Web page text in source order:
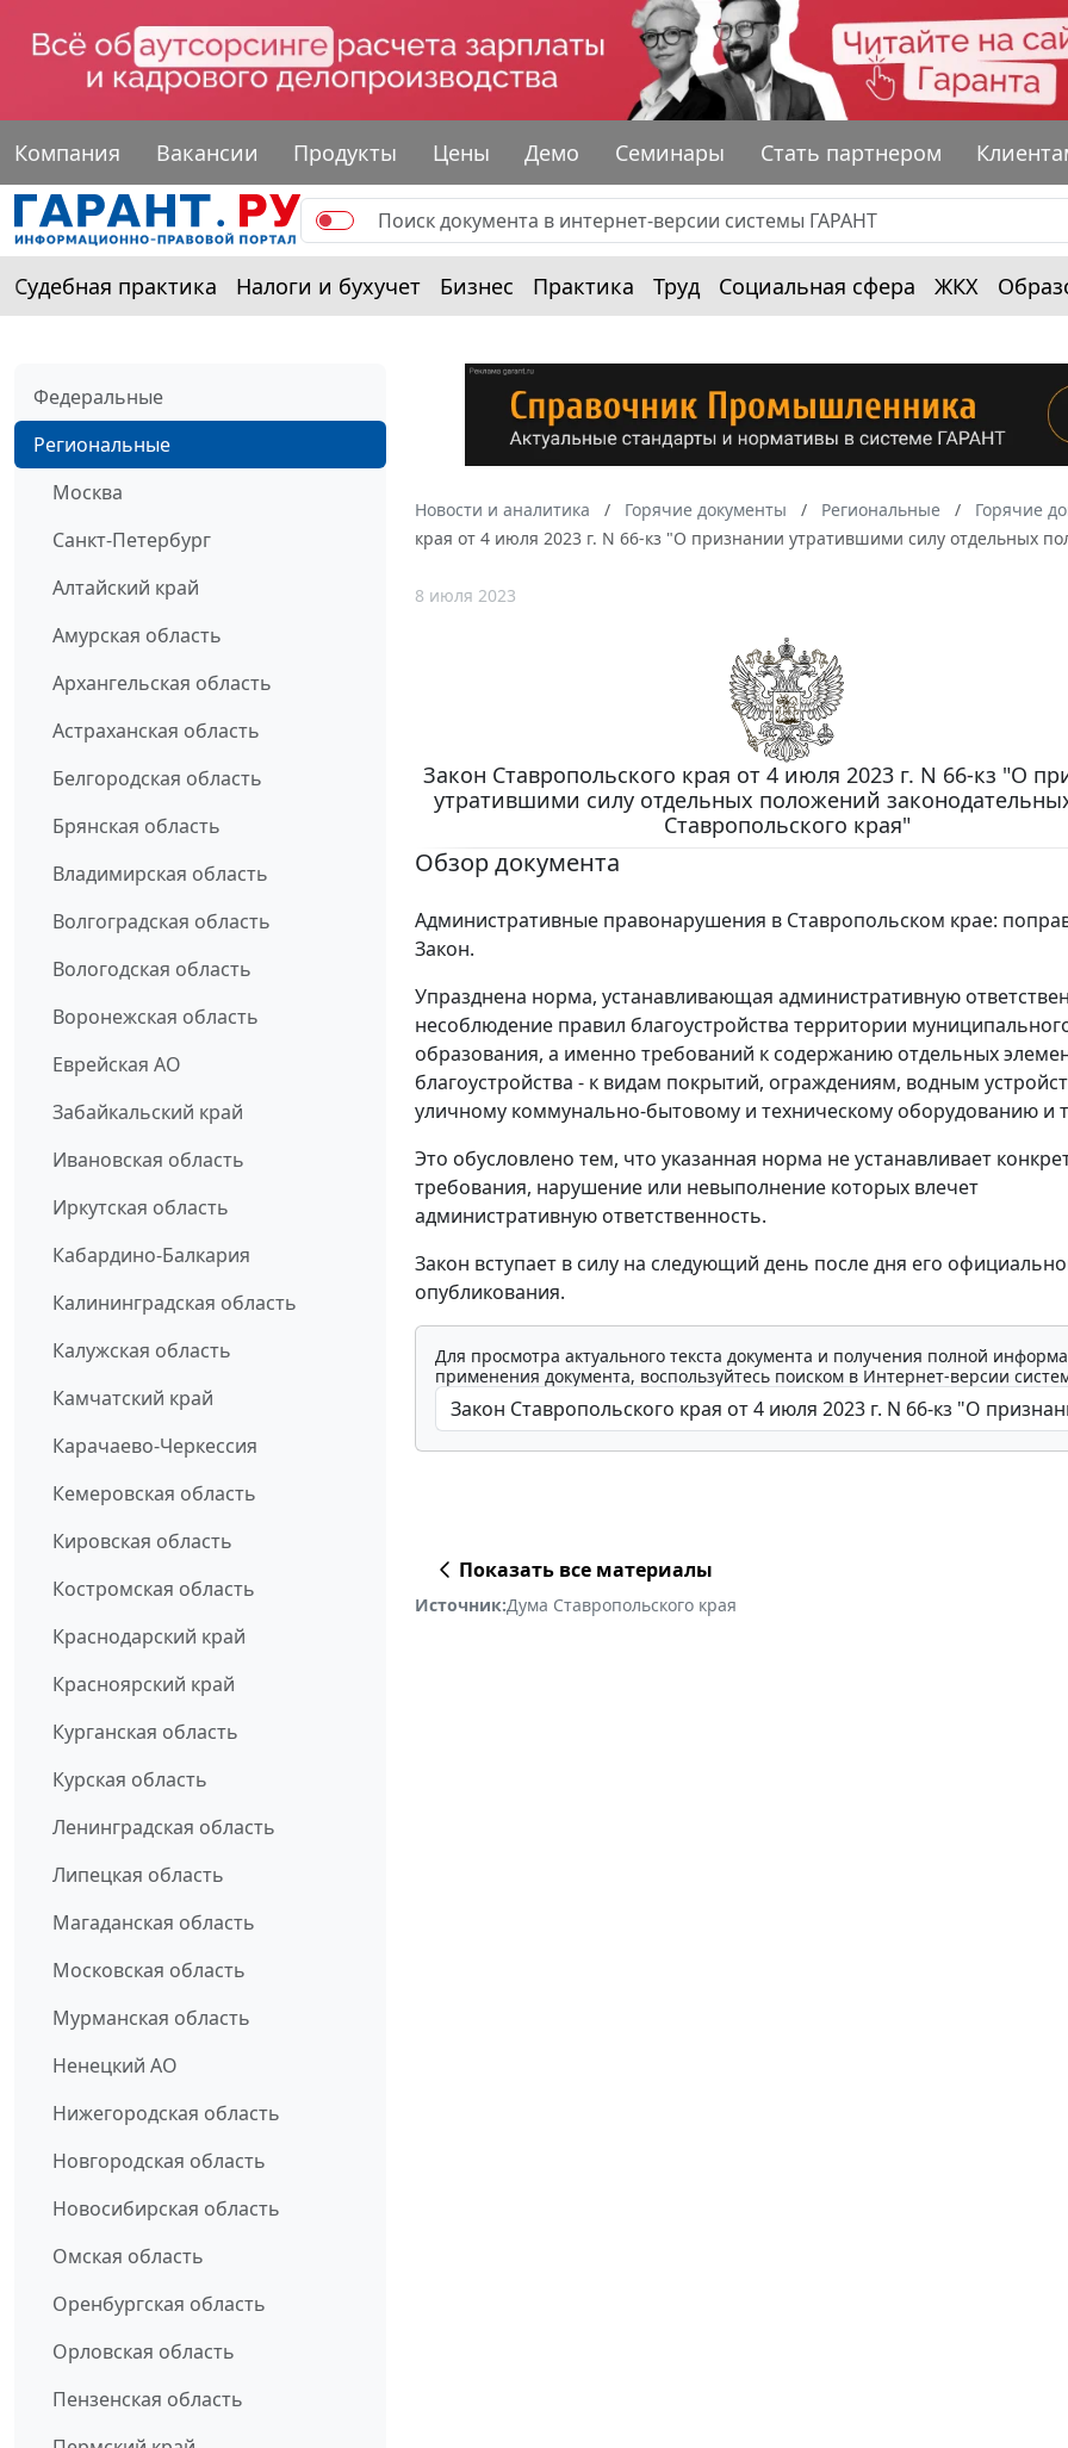
Компания Вакансии Продукты Цены Демо Семинары Стать партнером
Судебная практика Налоги и бухучет Бизнес Практика Труд Социальная сфера ЖКХ
Федеральные
Региональные
Москва
Санкт-Петербург
Алтайский край
Амурская область
Архангельская область
Астраханская область
Белгородская область
Брянская область
Владимирская область
Волгоградская область
Вологодская область
Воронежская область
Еврейская АО
Забайкальский край
Ивановская область
Иркутская область
Кабардино-Балкария
Калининградская область
Калужская область
Камчатский край
Карачаево-Черкессия
Кемеровская область
Кировская область
Костромская область
Краснодарский край
Красноярский край
Курганская область
Курская область
Ленинградская область
Липецкая область
Магаданская область
Московская область
Мурманская область
Ненецкий АО
Нижегородская область
Новгородская область
Новосибирская область
Омская область
Оренбургская область
Орловская область
Пензенская область
Новости и аналитика Горячие документы Региональные Горячие
края от 4 июля 2023 г. N 66-кз "О признании утратившими силу отдельных
8 июля 2023
Закон Ставропольского края от 4 июля 2023 г. N 66-кз "О
утратившими силу отдельных положений
Ставропольского края"
Обзор документа
Административные правонарушения в Ставропольском крае:
Закон.
Упразднена норма, устанавливающая административную
несоблюдение правил благоустройства территории
образования, а именно требований к содержанию отдельных
благоустройства - к видам покрытий, ограждениям, водным
уличному коммунально-бытовому и техническому оборудованию и
Это обусловлено тем, что указанная норма не устанавливает
требования, нарушение или невыполнение которых влечет
административную ответственность.
Закон вступает в силу на следующий день после дня его
опубликования.
Для просмотра актуального текста документа и получения полной
применения документа, воспользуйтесь поиском в Интернет-версии
Показать все материалы
Источник:Дума Ставропольского края